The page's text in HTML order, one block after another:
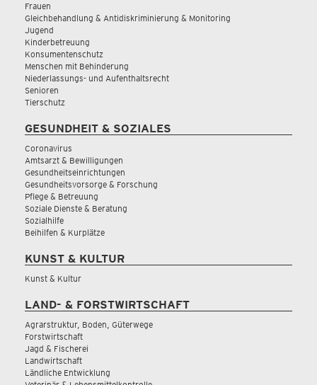
Frauen
Gleichbehandlung & Antidiskriminierung & Monitoring
Jugend
Kinderbetreuung
Konsumentenschutz
Menschen mit Behinderung
Niederlassungs- und Aufenthaltsrecht
Senioren
Tierschutz
GESUNDHEIT & SOZIALES
Coronavirus
Amtsarzt & Bewilligungen
Gesundheitseinrichtungen
Gesundheitsvorsorge & Forschung
Pflege & Betreuung
Soziale Dienste & Beratung
Sozialhilfe
Beihilfen & Kurplätze
KUNST & KULTUR
Kunst & Kultur
LAND- & FORSTWIRTSCHAFT
Agrarstruktur, Boden, Güterwege
Forstwirtschaft
Jagd & Fischerei
Landwirtschaft
Ländliche Entwicklung